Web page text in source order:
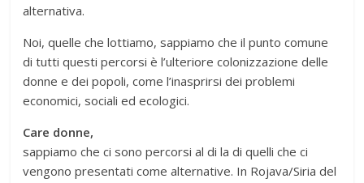
alternativa.
Noi, quelle che lottiamo, sappiamo che il punto comune
di tutti questi percorsi è l’ulteriore colonizzazione delle
donne e dei popoli, come l’inasprirsi dei problemi
economici, sociali ed ecologici.
Care donne,
sappiamo che ci sono percorsi al di la di quelli che ci
vengono presentati come alternative. In Rojava/Siria del